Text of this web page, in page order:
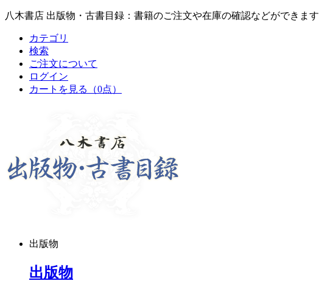
八木書店 出版物・古書目録：書籍のご注文や在庫の確認などができます
カテゴリ
検索
ご注文について
ログイン
カートを見る
（0点）
出版物
出版物